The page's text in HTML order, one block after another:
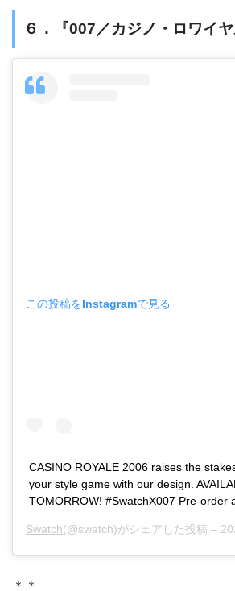
６．『007／カジノ・ロワイヤ
この投稿をInstagramで見る
CASINO ROYALE 2006 raises the
your style game with our design.
TOMORROW! #SwatchX007 Pre-order
Swatch(@swatch)がシェアした投稿 –
＊＊